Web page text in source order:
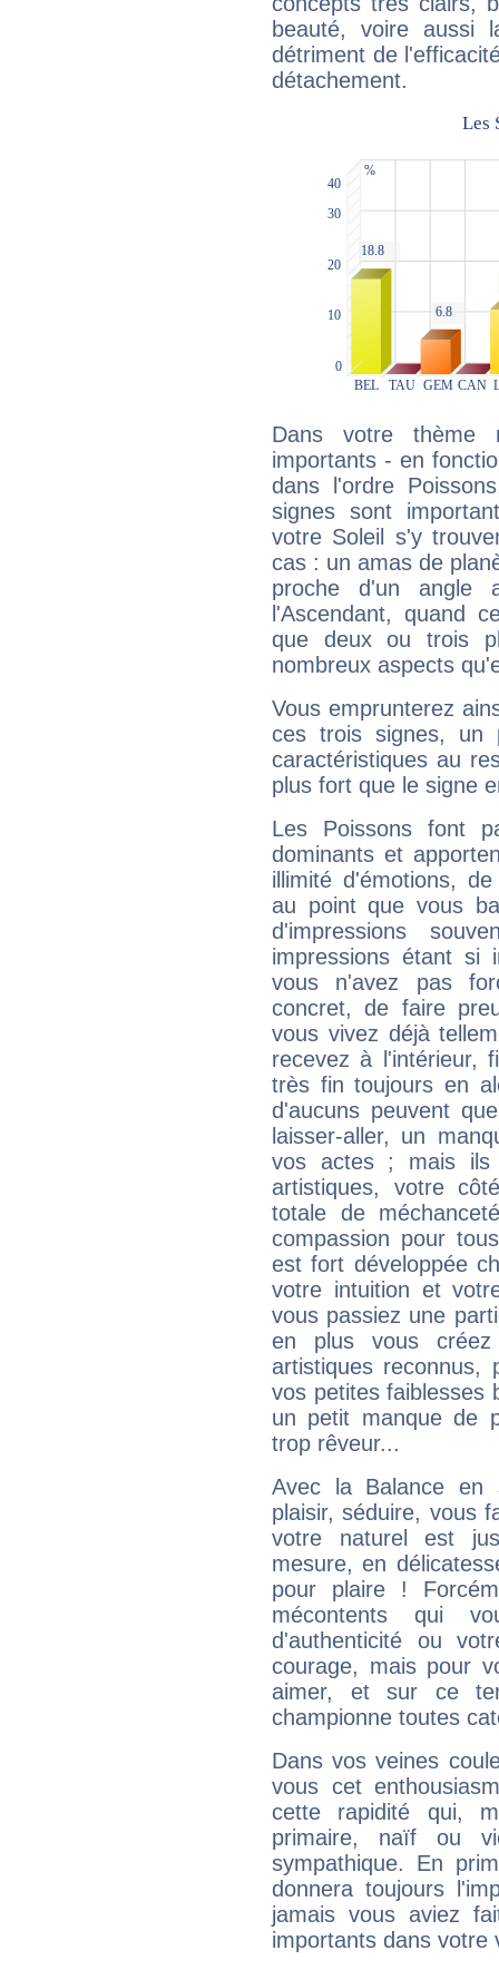
beauté, voire aussi
détriment de
détachement.
Dans votre thème
importants - en
dans l'ordre
signes sont
votre Soleil s'y
cas : un amas de
proche d'un
l'Ascendant, quand
que deux ou trois
nombreux aspects
Vous emprunterez
ces trois signes, un
caractéristiques au
plus fort que le signe
Les Poissons font
dominants et
illimité d'émotions,
au point que vous
d'impressions
impressions étant si
vous n'avez pas
concret, de faire
vous vivez déjà
recevez à l'intérieur,
très fin toujours en
d'aucuns peuvent
laisser-aller, un
vos actes ; mais ils
artistiques, votre
totale de
compassion pour
est fort développée
votre intuition et
vous passiez une
en plus vous
artistiques reconnus,
vos petites faiblesses
un petit manque de
trop rêveur...
Avec la Balance en
plaisir, séduire, vous
votre naturel est
mesure, en
pour plaire !
mécontents qui
d'authenticité ou
courage, mais pour
aimer, et sur ce
championne toutes
Dans vos veines
vous cet
cette rapidité qui,
primaire, naïf ou
sympathique. En
donnera toujours
jamais vous aviez
importants dans votre